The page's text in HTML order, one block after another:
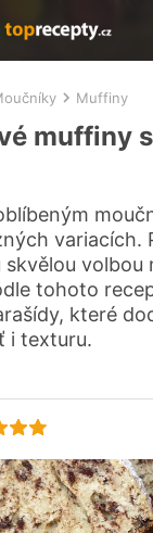
Muffiny
muffiny
variacích.
skvělou volbou
tohoto
které
i texturu.
je